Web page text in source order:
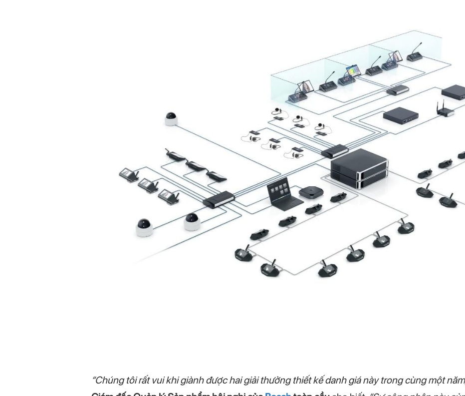
“Chúng tôi rất vui khi giành được hai giải thưởng thiết kế danh giá này trong cùng một